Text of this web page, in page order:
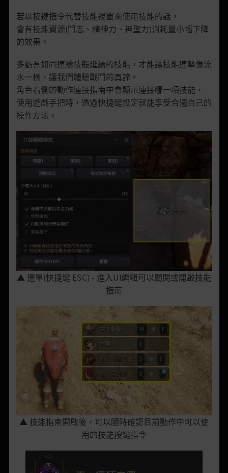
若以按鍵指令代替技能視窗來使用技能的話，
會有技能資源(鬥志、精神力、神聖力)消耗量小幅下降
的效果。
多虧有如同連續技般延續的技能，才能讓技能連擊像流
水一樣，讓我們體驗戰鬥的真諦。
角色右側的動作連接指南中會顯示連接哪一項技能，
使用遊戲手把時，透過快捷鍵設定就能享受合適自己的
操作方法。
▲ 選單(快捷鍵 ESC) - 進入UI編輯可以關閉或開啟技能
指南
▲ 技能指南開啟後，可以隨時確認目前動作中可以使
用的技能按鍵指令